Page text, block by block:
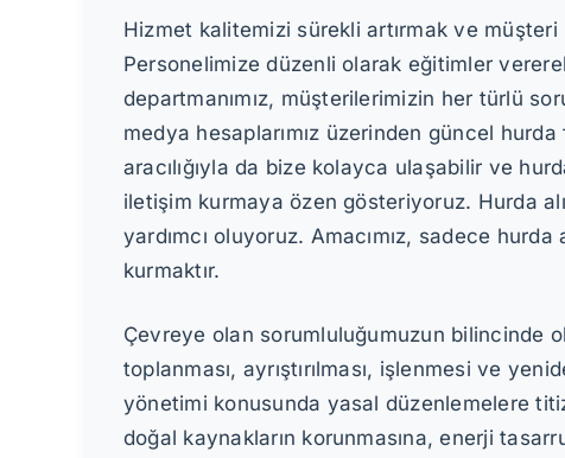
Hizmet kalitemizi sürekli artırmak ve
Personelimize düzenli olarak eğitimler
departmanımız, müşterilerimizin her türlü
medya hesaplarımız üzerinden güncel
aracılığıyla da bize kolayca ulaşabilir ve
iletişim kurmaya özen gösteriyoruz. Hurda
yardımcı oluyoruz. Amacımız, sadece
kurmaktır.
Çevreye olan sorumluluğumuzun bilincinde
toplanması, ayrıştırılması, işlenmesi ve
yönetimi konusunda yasal düzenlemelere
doğal kaynakların korunmasına, enerji